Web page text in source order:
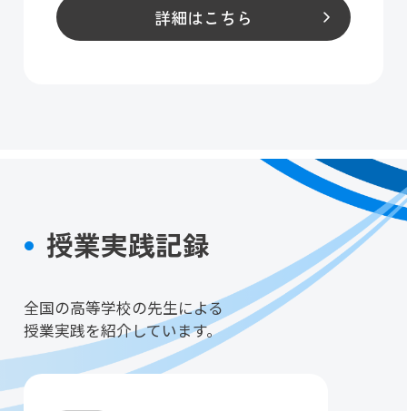
詳細はこちら
授業実践記録
全国の高等学校の先生による
授業実践を紹介しています。